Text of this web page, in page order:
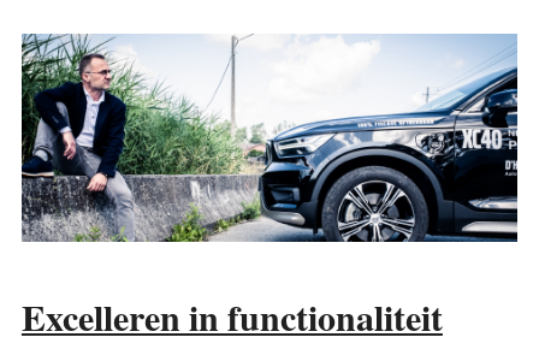
Excelleren in functionaliteit